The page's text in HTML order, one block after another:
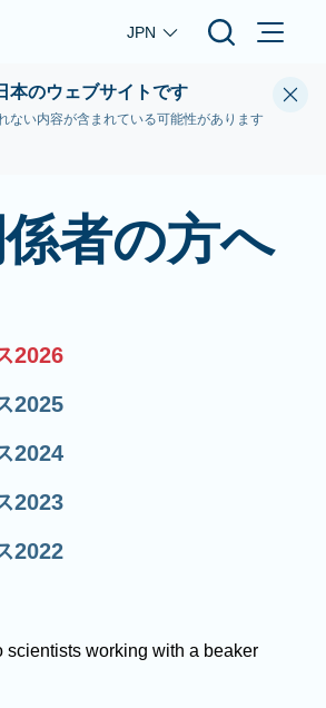
Skip to main content
JPN
本のウェブサイトです
ない内容が含まれている可能性があります
者の方へ
2026
2025
2024
2023
2022